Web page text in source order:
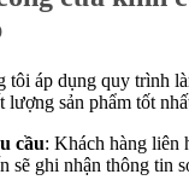
áp dụng quy trình
lượng sản phẩm tốt
cầu: Khách hàng liên
sẽ ghi nhận thông tin